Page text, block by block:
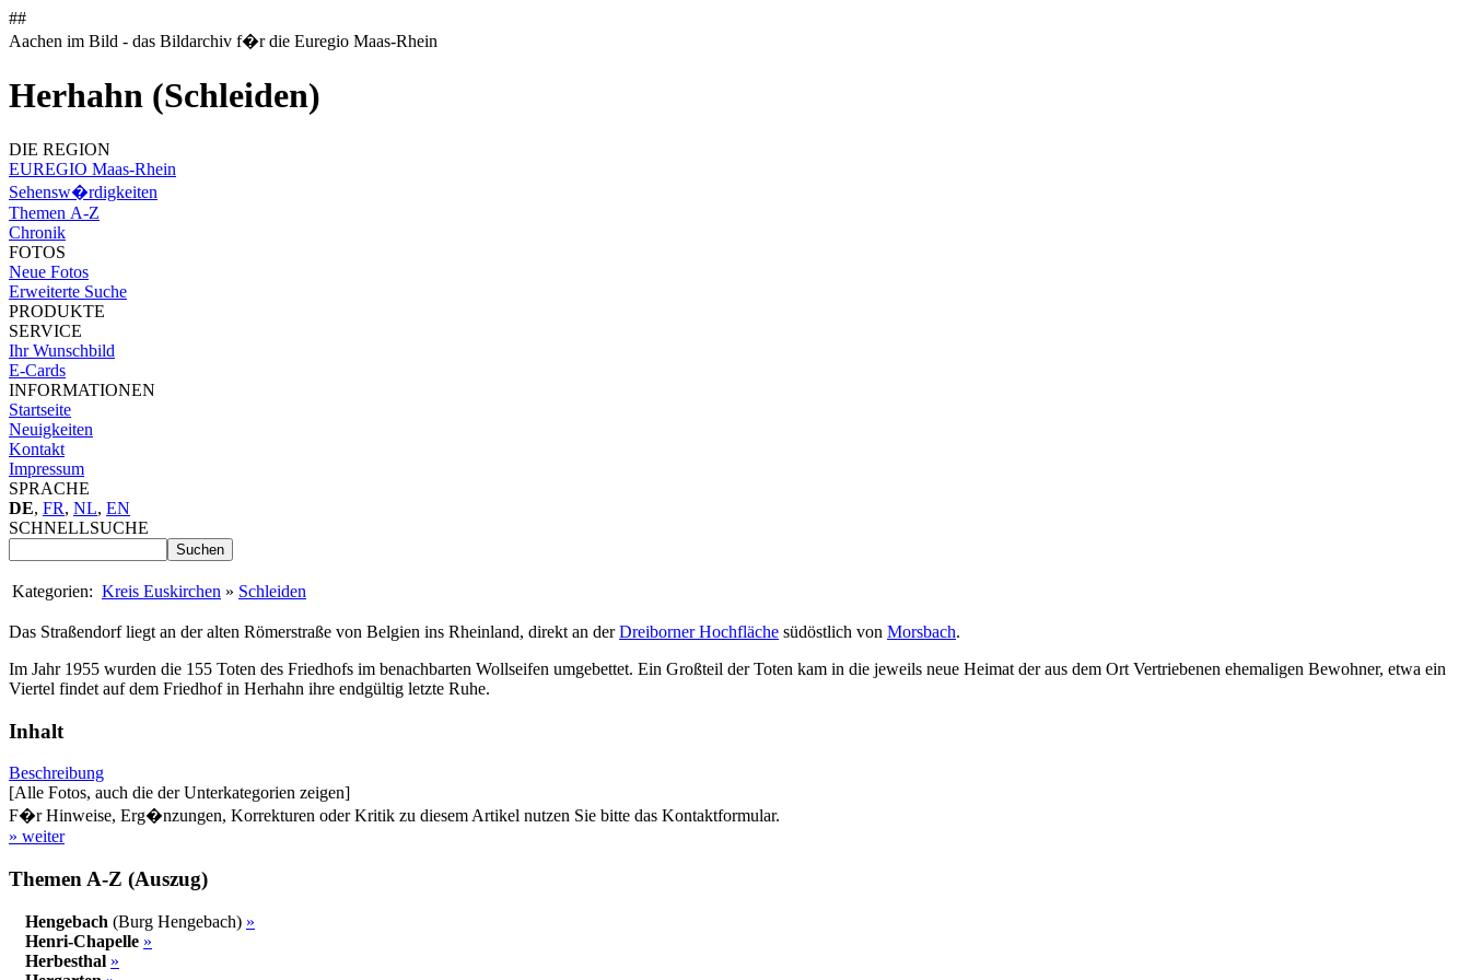
##
Aachen im Bild - das Bildarchiv f�r die Euregio Maas-Rhein
Herhahn (Schleiden)
DIE REGION
EUREGIO Maas-Rhein
Sehensw�rdigkeiten
Themen A-Z
Chronik
FOTOS
Neue Fotos
Erweiterte Suche
PRODUKTE
SERVICE
Ihr Wunschbild
E-Cards
INFORMATIONEN
Startseite
Neuigkeiten
Kontakt
Impressum
SPRACHE
DE, FR, NL, EN
SCHNELLSUCHE
Kategorien: Kreis Euskirchen » Schleiden
Das Straßendorf liegt an der alten Römerstraße von Belgien ins Rheinland, direkt an derDreiborner Hochfläche südöstlich von Morsbach.
Im Jahr 1955 wurden die 155 Toten des Friedhofs im benachbarten Wollseifen umgebettet. Ein Großteil der Toten kam in die jeweils neue Heimat der aus dem Ort Vertriebenen ehemaligen Bewohner, etwa ein
Viertel findet auf dem Friedhof in Herhahn ihre endgültig letzte Ruhe.
Inhalt
Beschreibung
[Alle Fotos, auch die der Unterkategorien zeigen]
F�r Hinweise, Erg�nzungen, Korrekturen oder Kritik zu diesem Artikel nutzen Sie bitte das Kontaktformular.
» weiter
Themen A-Z (Auszug)
Hengebach (Burg Hengebach) »
Henri-Chapelle »
Herbesthal »